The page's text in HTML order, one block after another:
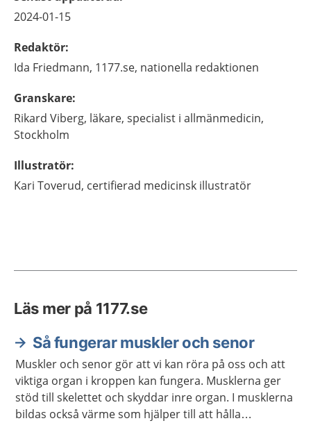
2024-01-15
Redaktör:
Ida Friedmann, 1177.se, nationella redaktionen
Granskare:
Rikard Viberg, läkare, specialist i allmänmedicin,
Stockholm
Illustratör:
Kari Toverud, certifierad medicinsk illustratör
Läs mer på 1177.se
Så fungerar muskler och senor
Muskler och senor gör att vi kan röra på oss och att
viktiga organ i kroppen kan fungera. Musklerna ger
stöd till skelettet och skyddar inre organ. I musklerna
bildas också värme som hjälper till att hålla